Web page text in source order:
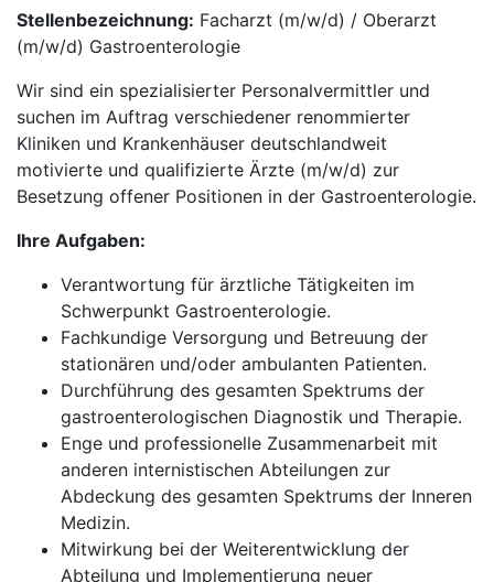
Stellenbezeichnung: Facharzt (m/w/d) / Oberarzt
(m/w/d) Gastroenterologie
Wir sind ein spezialisierter Personalvermittler und
suchen im Auftrag verschiedener renommierter
Kliniken und Krankenhäuser deutschlandweit
motivierte und qualifizierte Ärzte (m/w/d) zur
Besetzung offener Positionen in der Gastroenterologie.
Ihre Aufgaben:
Verantwortung für ärztliche Tätigkeiten im
Schwerpunkt Gastroenterologie.
Fachkundige Versorgung und Betreuung der
stationären und/oder ambulanten Patienten.
Durchführung des gesamten Spektrums der
gastroenterologischen Diagnostik und Therapie.
Enge und professionelle Zusammenarbeit mit
anderen internistischen Abteilungen zur
Abdeckung des gesamten Spektrums der Inneren
Medizin.
Mitwirkung bei der Weiterentwicklung der
Abteilung und Implementierung neuer